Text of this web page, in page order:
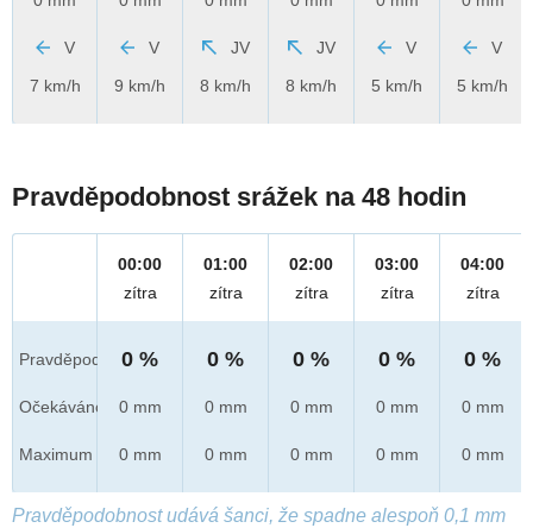
V
7 km/h
V
9 km/h
JV
8 km/h
JV
8 km/h
V
5 km/h
V
5 km/h
Pravděpodobnost srážek na 48 hodin
Pravděpod.
Očekáváno
Maximum
00:00
zítra
0 %
0 mm
0 mm
01:00
zítra
0 %
0 mm
0 mm
02:00
zítra
0 %
0 mm
0 mm
03:00
zítra
0 %
0 mm
0 mm
04:00
zítra
0 %
0 mm
0 mm
Pravděpodobnost udává šanci, že spadne alespoň 0,1 mm